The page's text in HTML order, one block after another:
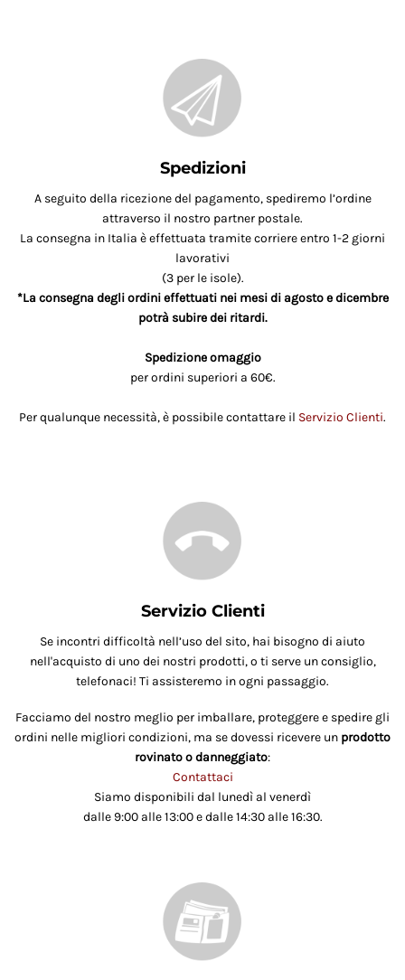
Spedizioni
A seguito della ricezione del pagamento, spediremo l’ordine
attraverso il nostro partner postale.
La consegna in Italia è effettuata tramite corriere entro 1-2 giorni
lavorativi
(3 per le isole).
*La consegna degli ordini effettuati nei mesi di agosto e dicembre
potrà subire dei ritardi.
Spedizione omaggio
per ordini superiori a 60€.
Per qualunque necessità, è possibile contattare il Servizio Clienti.
Servizio Clienti
Se incontri difficoltà nell’uso del sito, hai bisogno di aiuto
nell'acquisto di uno dei nostri prodotti, o ti serve un consiglio,
telefonaci! Ti assisteremo in ogni passaggio.
Facciamo del nostro meglio per imballare, proteggere e spedire gli
ordini nelle migliori condizioni, ma se dovessi ricevere un prodotto
rovinato o danneggiato:
Contattaci
Siamo disponibili dal lunedì al venerdì
dalle 9:00 alle 13:00 e dalle 14:30 alle 16:30.